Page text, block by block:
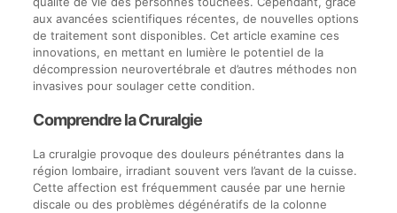
aux avancées scientifiques récentes, de nouvelles options
de traitement sont disponibles. Cet article examine ces
innovations, en mettant en lumière le potentiel de la
décompression neurovertébrale et d’autres méthodes non
invasives pour soulager cette condition.
Comprendre la Cruralgie
La cruralgie provoque des douleurs pénétrantes dans la
région lombaire, irradiant souvent vers l’avant de la cuisse.
Cette affection est fréquemment causée par une hernie
discale ou des problèmes dégénératifs de la colonne